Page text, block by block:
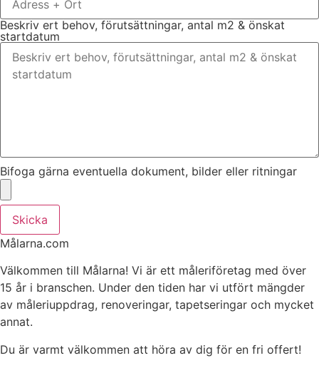
Beskriv ert behov, förutsättningar, antal m2 & önskat
startdatum
Bifoga gärna eventuella dokument, bilder eller ritningar
Skicka
Målarna.com
Välkommen till Målarna! Vi är ett måleriföretag med över
15 år i branschen. Under den tiden har vi utfört mängder
av måleriuppdrag, renoveringar, tapetseringar och mycket
annat.
Du är varmt välkommen att höra av dig för en fri offert!